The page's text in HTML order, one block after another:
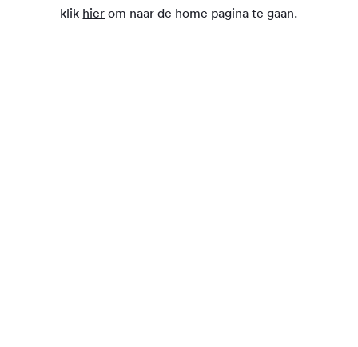
klik hier om naar de home pagina te gaan.